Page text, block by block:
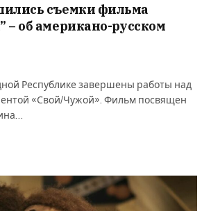
съемки фильма
– об американо-русском
Республике завершены работы над
«Свой/Чужой». Фильм посвящен